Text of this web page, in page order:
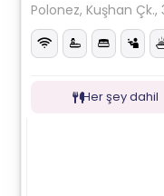
Polonez, Kuşhan
Her şey dahil